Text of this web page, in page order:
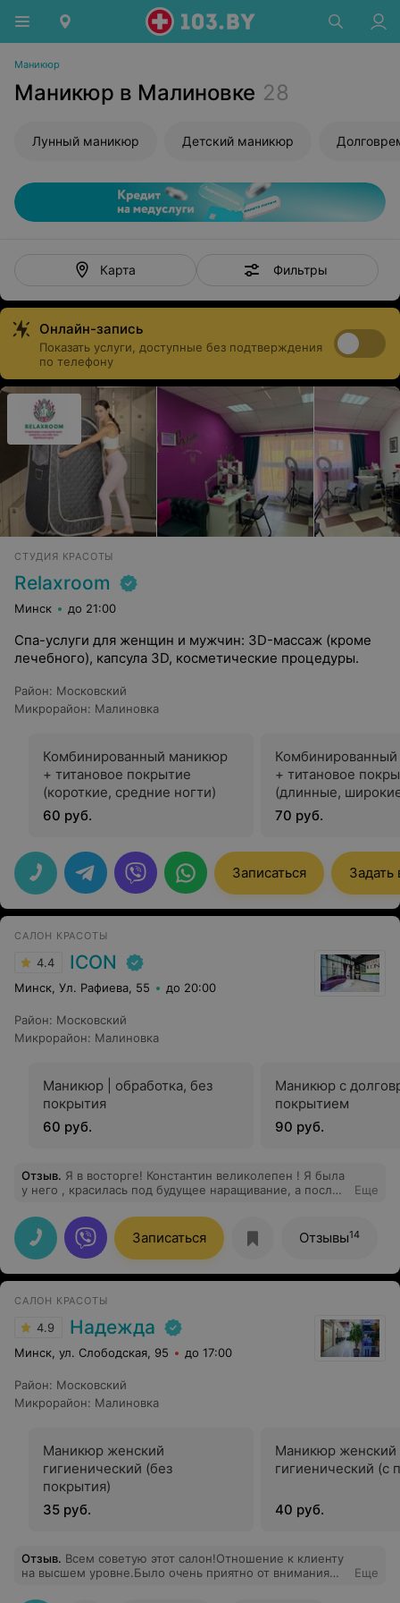
Маникюр
Маникюр в Малиновке 28
Лунный маникюр Детский маникюр
Карта Фильтры
Онлайн-запись
Показать услуги, доступные без подтверждения
по телефону
СТУДИЯ КРАСОТЫ
Relaxroom
Минск до 21:00
Спа-услуги для женщин и мужчин: 3D-массаж (кроме
лечебного), капсула 3D, косметические процедуры.
Район: Московский
Микрорайон: Малиновка
Комбинированный маникюр
+ титановое покрытие
(короткие, средние ногти)
60 руб.
+ титановое
(длинные,
70 руб.
Записаться Задать
САЛОН КРАСОТЫ
4.4 ICON
Минск, Ул. Рафиева, 55 до 20:00
Район: Московский
Микрорайон: Малиновка
Маникюр | обработка, без
покрытия
60 руб.
Маникюр с
покрытием
90 руб.
Отзыв. Я в восторге! Константин великолепен ! Я была
у него , красилась под будущее наращивание, а после
Спасибо огромное )))
Еще
Записаться Отзывы14
САЛОН КРАСОТЫ
4.9 Надежда
Минск, ул. Слободская, 95 до 17:00
Район: Московский
Микрорайон: Малиновка
Маникюр женский
гигиенический (без
покрытия)
35 руб.
Маникюр женский
гигиенический (с
40 руб.
Отзыв. Всем советую этот салон!Отношение к клиенту
на высшем уровне.Было очень приятно от внимания
Еще